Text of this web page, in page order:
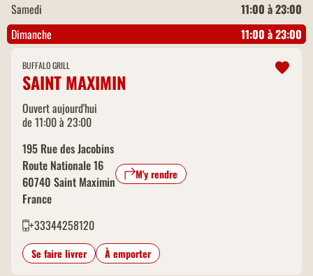
Samedi
11:00 à 23:00
Dimanche
11:00 à 23:00
BUFFALO GRILL
SAINT MAXIMIN
Ouvert aujourd'hui
de 11:00 à 23:00
195 Rue des Jacobins
Route Nationale 16
60740 Saint Maximin
France
M'y rendre
+33344258120
Se faire livrer À emporter